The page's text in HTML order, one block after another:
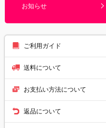
お知らせ
ご利用ガイド
送料について
お支払い方法について
返品について